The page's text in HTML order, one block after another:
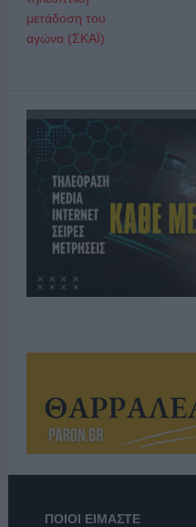
ΠΟΙΟΙ ΕΙΜΑΣΤΕ